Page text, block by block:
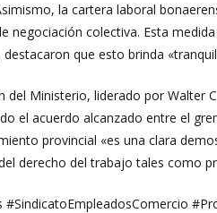
la cartera laboral
negociación colectiva. Esta
destacaron que esto brinda
del Ministerio, liderado por Walter
el acuerdo alcanzado entre el
provincial «es una clara
derecho del trabajo tales como
#SindicatoEmpleadosComercio